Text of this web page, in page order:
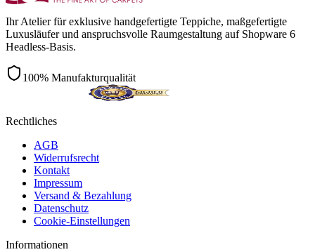
Ihr Atelier für exklusive handgefertigte Teppiche, maßgefertigte
Luxusläufer und anspruchsvolle Raumgestaltung auf Shopware 6
Headless-Basis.
100% Manufakturqualität
Rechtliches
AGB
Widerrufsrecht
Kontakt
Impressum
Versand & Bezahlung
Datenschutz
Cookie-Einstellungen
Informationen